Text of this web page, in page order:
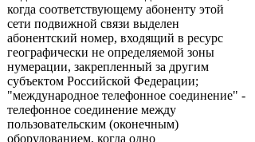
когда соответствующему абоненту этой
сети подвижной связи выделен
абонентский номер, входящий в ресурс
географически не определяемой зоны
нумерации, закрепленный за другим
субъектом Российской Федерации;
"международное телефонное соединение" -
телефонное соединение между
пользовательским (оконечным)
оборудованием, когда одно